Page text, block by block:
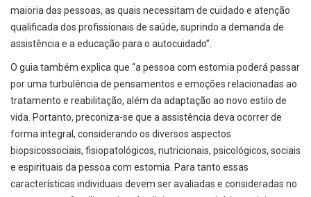
maioria das pessoas, as quais necessitam de cuidado e atenção
qualificada dos profissionais de saúde, suprindo a demanda de
assistência e a educação para o autocuidado”.
O guia também explica que “a pessoa com estomia poderá passar
por uma turbulência de pensamentos e emoções relacionadas ao
tratamento e reabilitação, além da adaptação ao novo estilo de
vida. Portanto, preconiza-se que a assistência deva ocorrer de
forma integral, considerando os diversos aspectos
biopsicossociais, fisiopatológicos, nutricionais, psicológicos, sociais
e espirituais da pessoa com estomia. Para tanto essas
características individuais devem ser avaliadas e consideradas no